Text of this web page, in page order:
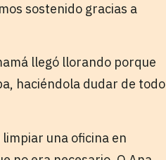
sostenido gracias a
llegó llorando porque
haciéndola dudar de todo
una oficina en